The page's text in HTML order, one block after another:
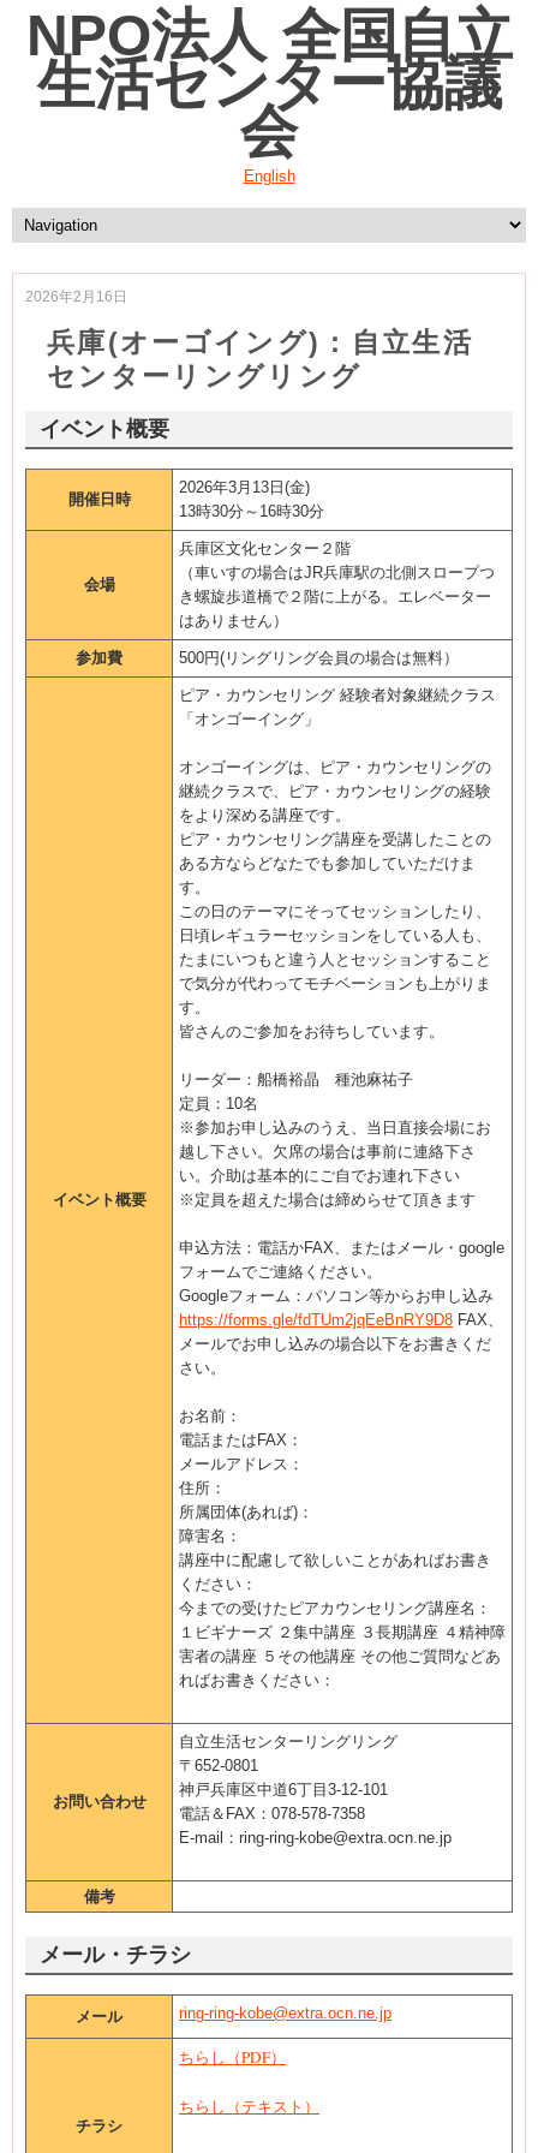
NPO法人 全国自立
生活センター協議
会
English
2026年2月16日
兵庫(オーゴイング)：自立生活
センターリングリング
イベント概要
開催日時
2026年3月13日(金)
13時30分～16時30分
会場
兵庫区文化センター２階
（車いすの場合はJR兵庫駅の北側スロープつ
き螺旋歩道橋で２階に上がる。エレベーター
はありません）
参加費 500円(リングリング会員の場合は無料）
イベント概要
ピア・カウンセリング 経験者対象継続クラス
「オンゴーイング」
オンゴーイングは、ピア・カウンセリングの
継続クラスで、ピア・カウンセリングの経験
をより深める講座です。
ピア・カウンセリング講座を受講したことの
ある方ならどなたでも参加していただけま
す。
この日のテーマにそってセッションしたり、
日頃レギュラーセッションをしている人も、
たまにいつもと違う人とセッションすること
で気分が代わってモチベーションも上がりま
す。
皆さんのご参加をお待ちしています。
リーダー：船橋裕晶 種池麻祐子
定員：10名
※参加お申し込みのうえ、当日直接会場にお
越し下さい。欠席の場合は事前に連絡下さ
い。介助は基本的にご自でお連れ下さい
※定員を超えた場合は締めらせて頂きます
申込方法：電話かFAX、またはメール・google
フォームでご連絡ください。
Googleフォーム：パソコン等からお申し込み
https://forms.gle/fdTUm2jqEeBnRY9D8 FAX、
メールでお申し込みの場合以下をお書きくだ
さい。
お名前：
電話またはFAX：
メールアドレス：
住所：
所属団体(あれば)：
障害名：
講座中に配慮して欲しいことがあればお書き
ください：
今までの受けたピアカウンセリング講座名：
１ビギナーズ ２集中講座 ３長期講座 ４精神障
害者の講座 ５その他講座 その他ご質問などあ
ればお書きください：
お問い合わせ
自立生活センターリングリング
〒652-0801
神戸兵庫区中道6丁目3-12-101
電話＆FAX：078-578-7358
E-mail：ring-ring-kobe@extra.ocn.ne.jp
備考
メール・チラシ
メール ring-ring-kobe@extra.ocn.ne.jp
チラシ
ちらし（PDF）
ちらし（テキスト）